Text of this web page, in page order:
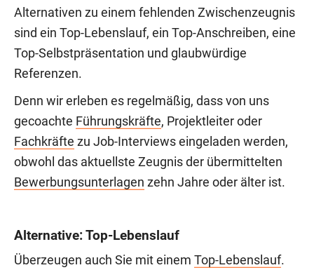
Alternativen zu einem fehlenden Zwischenzeugnis
sind ein Top-Lebenslauf, ein Top-Anschreiben, eine
Top-Selbstpräsentation und glaubwürdige
Referenzen.
Denn wir erleben es regelmäßig, dass von uns
gecoachte Führungskräfte, Projektleiter oder
Fachkräfte zu Job-Interviews eingeladen werden,
obwohl das aktuellste Zeugnis der übermittelten
Bewerbungsunterlagen zehn Jahre oder älter ist.
Alternative: Top-Lebenslauf
Überzeugen auch Sie mit einem Top-Lebenslauf.